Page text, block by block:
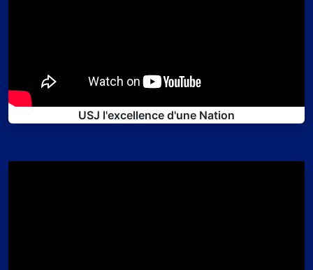
USJ l'excellence d'une Nation